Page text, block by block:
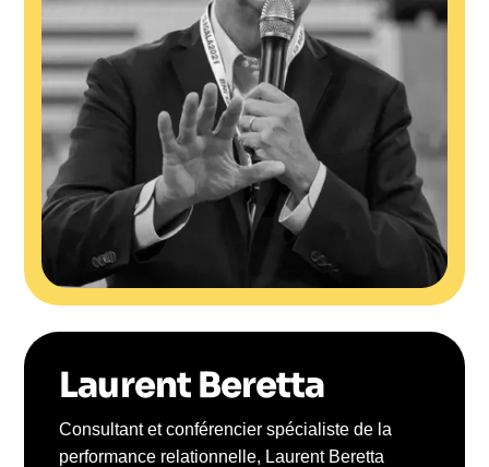
Laurent Beretta
Consultant et conférencier spécialiste de la
performance relationnelle, Laurent Beretta